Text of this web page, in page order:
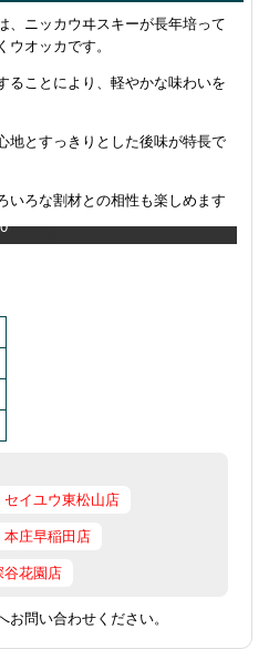
、ニッカウヰスキーが長年培って
ウオッカです。
ることにより、軽やかな味わいを
地とすっきりとした後味が特長で
いろな割材との相性も楽しめます
セイユウ東松山店
本庄早稲田店
谷花園店
問い合わせください。